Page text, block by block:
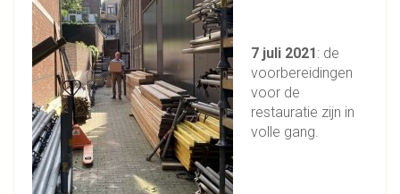
7 juli 2021: de
voorbereidingen
voor de
restauratie zijn in
volle gang.